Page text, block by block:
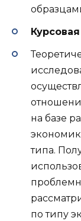
на базе
типа.
по типу